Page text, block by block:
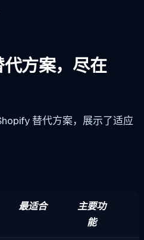
方案，尽在
替代方案，展示了适应
最适合
主要功
能